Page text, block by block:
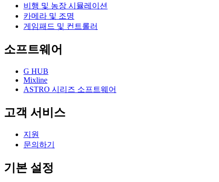
비행 및 농장 시뮬레이션
카메라 및 조명
게임패드 및 컨트롤러
소프트웨어
G HUB
Mixline
ASTRO 시리즈 소프트웨어
고객 서비스
지원
문의하기
기본 설정